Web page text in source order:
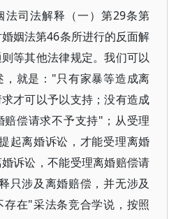
法司法解释（一）第29条第
姻法第46条所进行的反面解
等其他法律规定。我们可以
就是："只有家暴等造成离
才可以予以支持；没有造成
偿请求不予支持"；从受理
起离婚诉讼，才能受理离婚
诉讼，不能受理离婚赔偿请
只涉及离婚赔偿，并无涉及
在"采法条竞合学说，按照